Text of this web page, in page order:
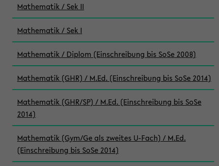
Mathematik / Sek II
Mathematik / Sek I
Mathematik / Diplom (Einschreibung bis SoSe 2008)
Mathematik (GHR) / M.Ed. (Einschreibung bis SoSe 2014)
Mathematik (GHR/SP) / M.Ed. (Einschreibung bis SoSe
2014)
Mathematik (Gym/Ge als zweites U-Fach) / M.Ed.
(Einschreibung bis SoSe 2014)